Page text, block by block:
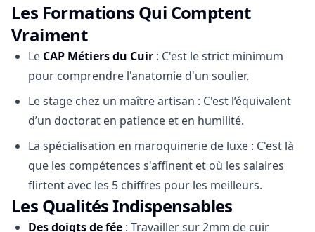
Les Formations Qui Comptent
Vraiment
Le CAP Métiers du Cuir : C'est le strict minimum
pour comprendre l'anatomie d'un soulier.
Le stage chez un maître artisan : C'est l’équivalent
d’un doctorat en patience et en humilité.
La spécialisation en maroquinerie de luxe : C'est là
que les compétences s'affinent et où les salaires
flirtent avec les 5 chiffres pour les meilleurs.
Les Qualités Indispensables
Des doigts de fée : Travailler sur 2mm de cuir